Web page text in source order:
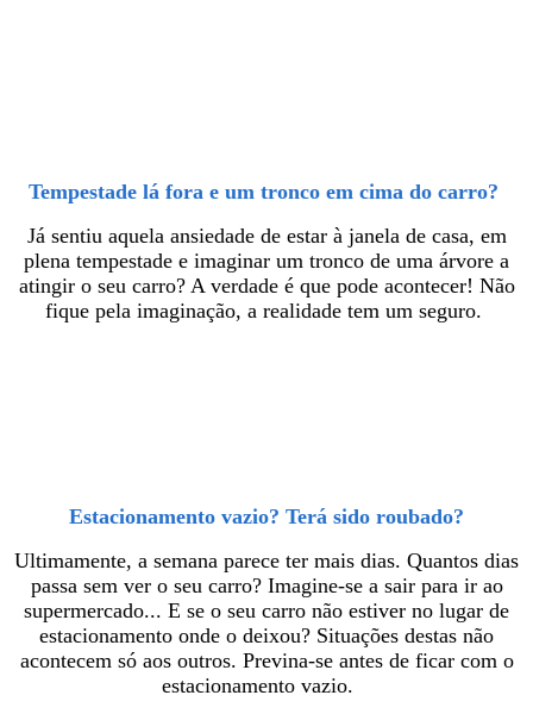
Tempestade lá fora e um tronco em cima do carro?
Já sentiu aquela ansiedade de estar à janela de casa, em
plena tempestade e imaginar um tronco de uma árvore a
atingir o seu carro? A verdade é que pode acontecer! Não
fique pela imaginação, a realidade tem um seguro.
Estacionamento vazio? Terá sido roubado?
Ultimamente, a semana parece ter mais dias. Quantos dias
passa sem ver o seu carro? Imagine-se a sair para ir ao
supermercado... E se o seu carro não estiver no lugar de
estacionamento onde o deixou? Situações destas não
acontecem só aos outros. Previna-se antes de ficar com o
estacionamento vazio.